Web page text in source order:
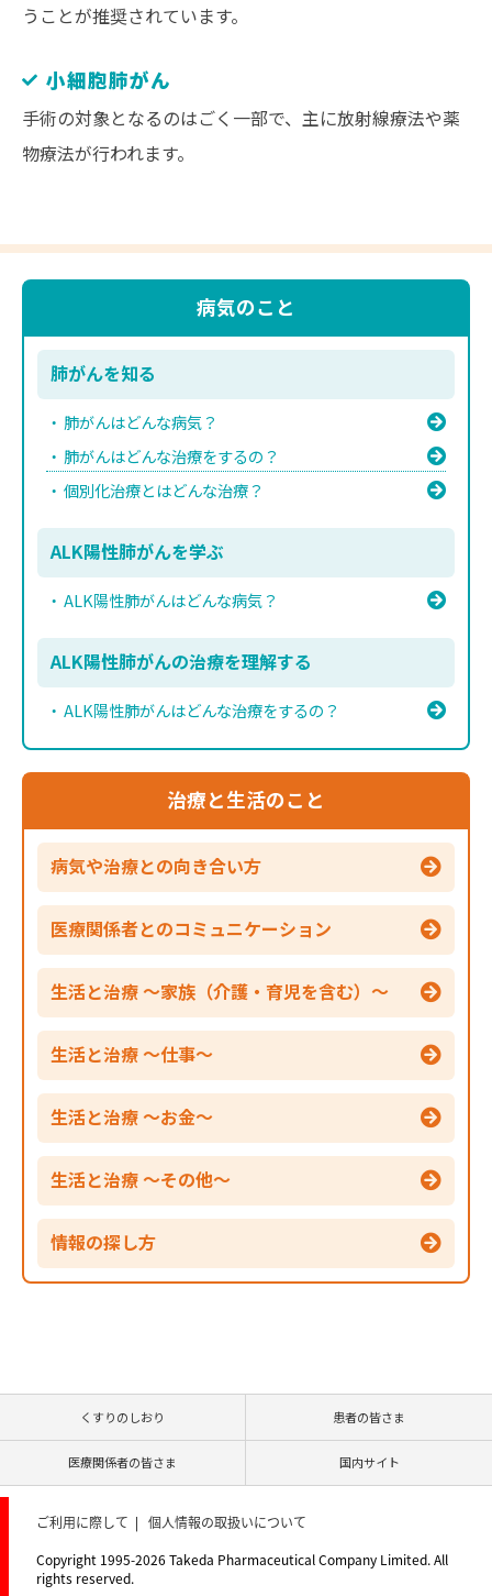
うことが推奨されています。
小細胞肺がん
手術の対象となるのはごく一部で、主に放射線療法や薬
物療法が行われます。
病気のこと
肺がんを知る
肺がんはどんな病気？
肺がんはどんな治療をするの？
個別化治療とはどんな治療？
ALK陽性肺がんを学ぶ
ALK陽性肺がんはどんな病気？
ALK陽性肺がんの治療を理解する
ALK陽性肺がんはどんな治療をするの？
治療と生活のこと
病気や治療との向き合い方
医療関係者とのコミュニケーション
生活と治療 ～家族（介護・育児を含む）～
生活と治療 ～仕事～
生活と治療 ～お金～
生活と治療 ～その他～
情報の探し方
くすりのしおり 患者の皆さま
医療関係者の皆さま 国内サイト
ご利用に際して
個人情報の取扱いについて
Copyright 1995-2026 Takeda Pharmaceutical Company Limited. All
rights reserved.